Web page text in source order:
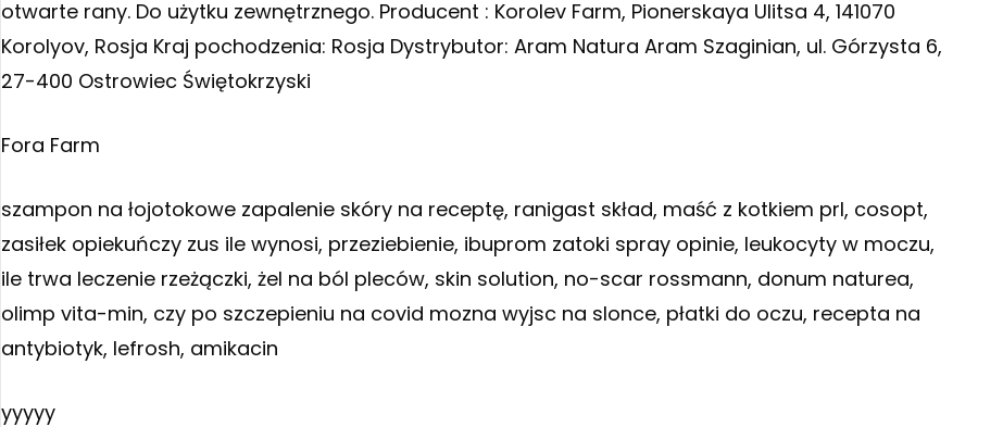
otwarte rany. Do użytku zewnętrznego. Producent : Korolev Farm, Pionerskaya Ulitsa 4, 141070
Korolyov, Rosja Kraj pochodzenia: Rosja Dystrybutor: Aram Natura Aram Szaginian, ul. Górzysta 6,
27-400 Ostrowiec Świętokrzyski
Fora Farm
szampon na łojotokowe zapalenie skóry na receptę, ranigast skład, maść z kotkiem prl, cosopt,
zasiłek opiekuńczy zus ile wynosi, przeziebienie, ibuprom zatoki spray opinie, leukocyty w moczu,
ile trwa leczenie rzeżączki, żel na ból pleców, skin solution, no-scar rossmann, donum naturea,
olimp vita-min, czy po szczepieniu na covid mozna wyjsc na slonce, płatki do oczu, recepta na
antybiotyk, lefrosh, amikacin
yyyyy